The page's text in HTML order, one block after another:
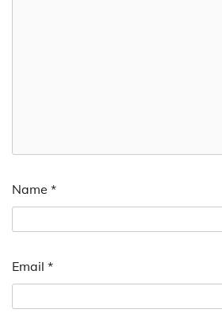
Name *
Email *